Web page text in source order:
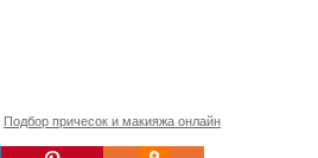
Подбор причесок и макияжа онлайн